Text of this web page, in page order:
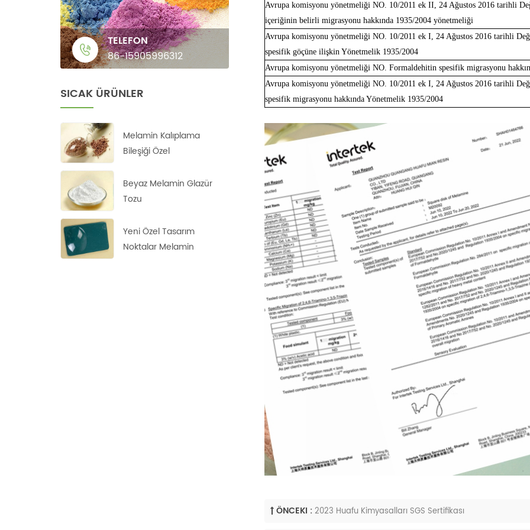
TELEFON
86-15905996312
SICAK ÜRÜNLER
Melamin Kalıplama
Bileşiği Özel
Beyaz Melamin Glazür
Tozu
Yeni Özel Tasarım
Noktalar Melamin
Avrupa komisyonu yönetmeliği NO. 10/2011 ek II, 24 Ağustos 2016 tarihli
içeriğinin belirli migrasyonu hakkında 1935/2004 yönetmeliği
Avrupa komisyonu yönetmeliği NO. 10/2011 ek I, 24 Ağustos 2016 tarihli
spesifik göçüne ilişkin Yönetmelik 1935/2004
Avrupa komisyonu yönetmeliği NO. Formaldehitin spesifik migrasyonu
Avrupa komisyonu yönetmeliği NO. 10/2011 ek I, 24 Ağustos 2016 tarihli
spesifik migrasyonu hakkında Yönetmelik 1935/2004
ÖNCEKI :2023 Huafu Kimyasalları SGS Sertifikası